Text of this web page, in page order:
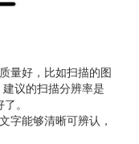
量好，比如扫描的图
议的扫描分辨率是
。
能够清晰可辨认，